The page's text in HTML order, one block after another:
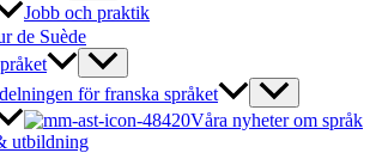
Jobb och praktik
de Suède
för franska språket
Våra nyheter om språk
utbildning